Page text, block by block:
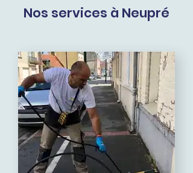
Nos services à Neupré